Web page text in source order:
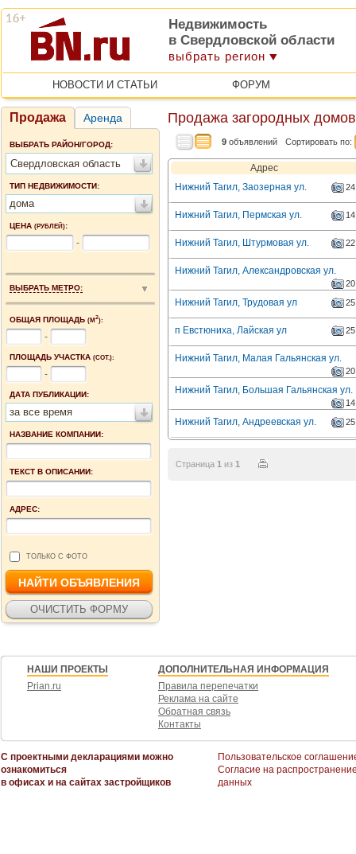
Недвижимость
в Свердловской области
выбрать регион
НОВОСТИ И СТАТЬИ ФОРУМ
Продажа Аренда
ВЫБРАТЬ РАЙОН/ГОРОД:
Свердловская область
ТИП НЕДВИЖИМОСТИ:
дома
ЦЕНА (РУБЛЕЙ):
-
ВЫБРАТЬ МЕТРО:
ОБЩАЯ ПЛОЩАДЬ (М2):
-
ПЛОЩАДЬ УЧАСТКА (СОТ.):
-
ДАТА ПУБЛИКАЦИИ:
за все время
НАЗВАНИЕ КОМПАНИИ:
ТЕКСТ В ОПИСАНИИ:
АДРЕС:
ТОЛЬКО С ФОТО
Продажа загородных
9 объявлений Сортировать по:
Адрес
Нижний Тагил, Заозерная ул.
24
Нижний Тагил, Пермская ул. 14
Нижний Тагил, Штурмовая ул. 22
Нижний Тагил, Александровская ул.
20
Нижний Тагил, Трудовая ул 25
п Евстюниха, Лайская ул 25
Нижний Тагил, Малая Гальянская ул.
20
Нижний Тагил, Большая Гальянская ул.
14
Нижний Тагил, Андреевская ул. 25
Страница 1 из 1
НАШИ ПРОЕКТЫ
Prian.ru
ДОПОЛНИТЕЛЬНАЯ ИНФОРМАЦИЯ
Правила перепечатки
Реклама на сайте
Обратная связь
Контакты
С проектными декларациями можно
ознакомиться
в офисах и на сайтах застройщиков
Пользовательское
Согласие на
данных